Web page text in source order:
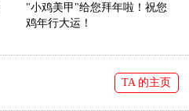
"小鸡美甲"给您拜年啦！祝您
鸡年行大运！
TA 的主页